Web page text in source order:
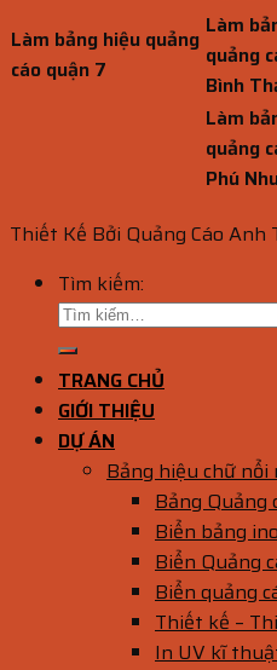
Làm bảng hiệu quảng
cáo quận 7
Làm
quảng
Bình
Làm
quảng
Phú
Thiết Kế Bởi Quảng Cáo Anh
Tìm kiếm:
TRANG CHỦ
GIỚI THIỆU
DỰ ÁN
Bảng hiệu chữ nổi
Bảng Quảng
Biển bảng
Biển Quảng
Biển quảng
Thiết kế –
In UV kĩ